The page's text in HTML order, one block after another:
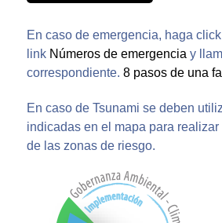
En caso de emergencia, haga
link Números de emergencia y
correspondiente. 8 pasos de una
En caso de Tsunami se deben
indicadas en el mapa para
de las zonas de riesgo.